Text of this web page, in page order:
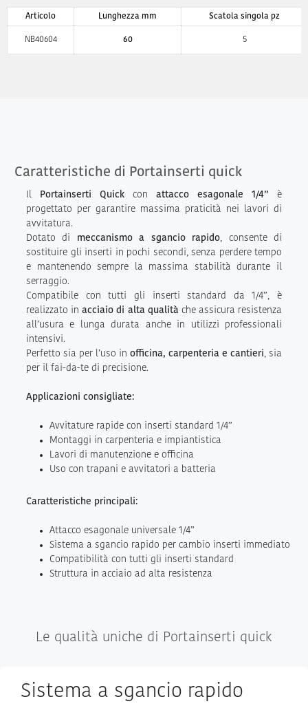
Articolo Lunghezza mm Scatola singola pz
NB40604 60 5
Caratteristiche di Portainserti quick
Il Portainserti Quick con attacco esagonale 1/4” è
progettato per garantire massima praticità nei lavori di
avvitatura.
Dotato di meccanismo a sgancio rapido, consente di
sostituire gli inserti in pochi secondi, senza perdere tempo
e mantenendo sempre la massima stabilità durante il
serraggio.
Compatibile con tutti gli inserti standard da 1/4”, è
realizzato inacciaio di alta qualitàche assicura resistenza
all’usura e lunga durata anche in utilizzi professionali
intensivi.
Perfetto sia per l’uso in officina, carpenteria e cantieri, sia
per il fai-da-te di precisione.
Applicazioni consigliate:
Avvitature rapide con inserti standard 1/4”
Montaggi in carpenteria e impiantistica
Lavori di manutenzione e officina
Uso con trapani e avvitatori a batteria
Caratteristiche principali:
Attacco esagonale universale 1/4”
Sistema a sgancio rapido per cambio inserti immediato
Compatibilità con tutti gli inserti standard
Struttura in acciaio ad alta resistenza
Le qualità uniche di Portainserti quick
Sistema a sgancio rapido